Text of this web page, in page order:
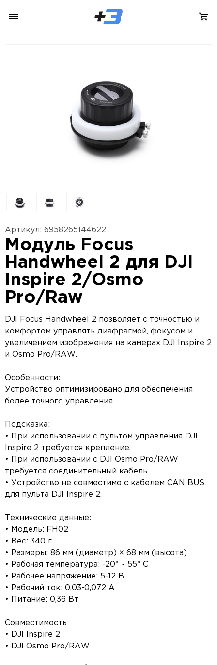
Артикул: 6958265144622
Модуль Focus
Handwheel 2 для DJI
Inspire 2/Osmo
Pro/Raw
DJI Focus Handwheel 2 позволяет с точностью и
комфортом управлять диафрагмой, фокусом и
увеличением изображения на камерах DJI Inspire 2
и Osmo Pro/RAW.
Особенности:
Устройство оптимизировано для обеспечения
более точного управления.
Подсказка:
• При использовании с пультом управления DJI
Inspire 2 требуется крепление.
• При использовании с DJI Osmo Pro/RAW
требуется соединительный кабель.
• Устройство не совместимо с кабелем CAN BUS
для пульта DJI Inspire 2.
Технические данные:
• Модель: FH02
• Вес: 340 г
• Размеры: 86 мм (диаметр) × 68 мм (высота)
• Рабочая температура: -20° ~ 55° C
• Рабочее напряжение: 5-12 В
• Рабочий ток: 0,03-0,072 А
• Питание: 0,36 Вт
Совместимость
• DJI Inspire 2
• DJI Osmo Pro/RAW